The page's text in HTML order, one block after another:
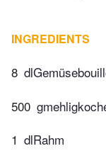
INGREDIENTS
8
500
1 dlRahm